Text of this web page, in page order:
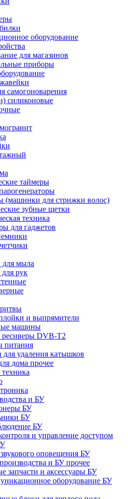
оборудование
для магазинов
приборы
самогоноварения
силиконовые
таймеры
(машинки для стрижки волос)
зубные щетки
техника
для гаджетов
для мыла
рук
и выпрямители
машины
DVB-T2
питания
удаления катышков
дома прочее
и БУ
БУ
БУ
БУ
и управление доступом
оповещения БУ
и БУ прочее
запчасти и аксессуары БУ
оборудование БУ